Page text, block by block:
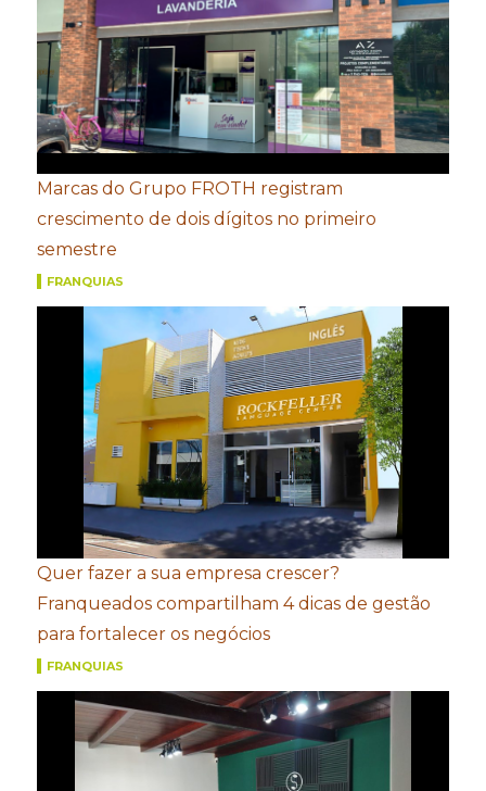
Marcas do Grupo FROTH registram
crescimento de dois dígitos no primeiro
semestre
FRANQUIAS
Quer fazer a sua empresa crescer?
Franqueados compartilham 4 dicas de gestão
para fortalecer os negócios
FRANQUIAS